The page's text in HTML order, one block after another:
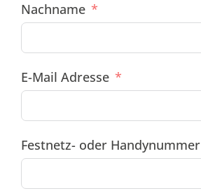
Nachname
E-Mail Adresse
Festnetz- oder Handynummer